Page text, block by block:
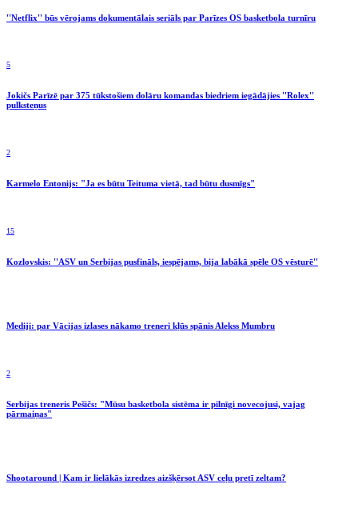
''Netflix'' būs vērojams dokumentālais seriāls par Parīzes OS basketbola turnīru
5
Jokičs Parīzē par 375 tūkstošiem dolāru komandas biedriem iegādājies ''Rolex''
pulksteņus
2
Karmelo Entonijs: "Ja es būtu Teituma vietā, tad būtu dusmīgs"
15
Kozlovskis: ''ASV un Serbijas pusfināls, iespējams, bija labākā spēle OS vēsturē''
Mediji: par Vācijas izlases nākamo treneri kļūs spānis Alekss Mumbru
2
Serbijas treneris Pešičs: "Mūsu basketbola sistēma ir pilnīgi novecojusi, vajag
pārmaiņas"
Shootaround | Kam ir lielākās izredzes aizšķērsot ASV ceļu pretī zeltam?